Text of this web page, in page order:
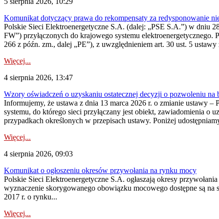
Komunikat dotyczący prawa do rekompensaty za redysponowanie
Polskie Sieci Elektroenergetyczne S.A. (dalej: „PSE S.A.”) w dniu
FW”) przyłączonych do krajowego systemu
266 z późn. zm., dalej „PE”), z uwzględnieniem art. 30 ust. 5 ustawy
Więcej...
4 sierpnia 2026, 13:47
Wzory oświadczeń o uzyskaniu ostatecznej decyzji o pozwoleniu
Informujemy, że ustawa z dnia 13 marca 2026 r. o zmianie ustawy
systemu, do którego sieci przyłączany jest obiekt, zawiadomienia o
przypadkach określonych w przepisach ustawy. Poniżej
Więcej...
4 sierpnia 2026, 09:03
Komunikat o ogłoszeniu okresów przywołania na rynku mocy
Polskie Sieci Elektroenergetyczne S.A. ogłaszają okresy
wyznaczenie skorygowanego obowiązku mocowego dostępne są
2017 r. o rynku...
Więcej...